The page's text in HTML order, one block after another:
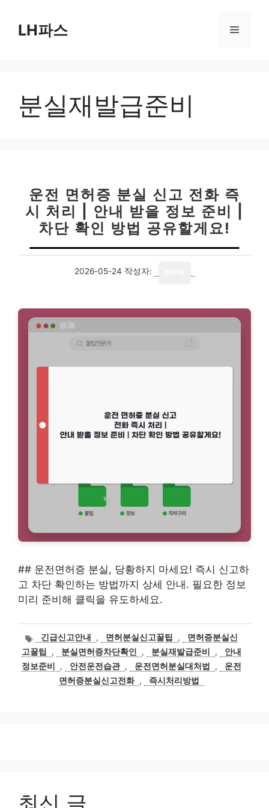
LH파스 메
분실재발급준비
운전 면허증 분실 신고 전화 즉
시 처리 | 안내 받을 정보 준비 |
차단 확인 방법 공유할게요!
2026-05-24 작성자:
## 운전면허증 분실, 당황하지 마세요! 즉시 신고하
고 차단 확인하는 방법까지 상세 안내. 필요한 정보
미리 준비해 클릭을 유도하세요.
태
그
긴급신고안내 , 면허분실신고꿀팁 ,
면허증분실신
고꿀팁
, 분실면허증차단확인 , 분실재발급준비 ,
안내
정보준비
, 안전운전습관 , 운전면허분실대처법 ,
운전
면허증분실신고전화 , 즉시처리방법
최신 글